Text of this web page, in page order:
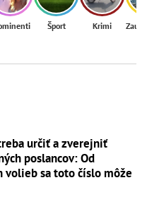
Šport Krimi
určiť a zverejniť
poslancov: Od
volieb sa toto číslo môže